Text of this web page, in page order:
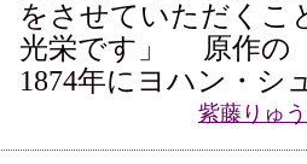
をさせていただくこ
光栄です」 原作の
1874年にヨハン・シ
紫藤りゅ